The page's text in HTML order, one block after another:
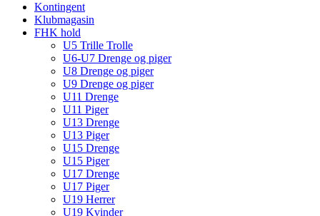
Kontingent
Klubmagasin
FHK hold
U5 Trille Trolle
U6-U7 Drenge og piger
U8 Drenge og piger
U9 Drenge og piger
U11 Drenge
U11 Piger
U13 Drenge
U13 Piger
U15 Drenge
U15 Piger
U17 Drenge
U17 Piger
U19 Herrer
U19 Kvinder